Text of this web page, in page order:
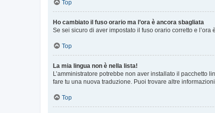
Top
Ho cambiato il fuso orario ma l’ora è ancora sbagliata
Se sei sicuro di aver impostato il fuso orario corretto e
Top
La mia lingua non è nella lista!
L’amministratore potrebbe non aver installato il pacchetto
fare tu una nuova traduzione. Puoi trovare altre
Top